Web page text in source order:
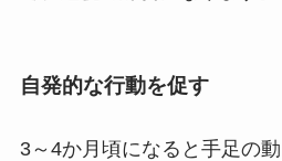
自発的な行動を促す
3～4か月頃になると手足の